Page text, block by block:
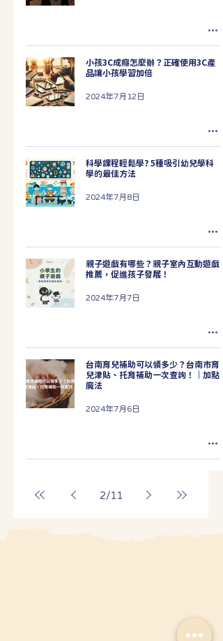
小孩3C成癮怎麼辦？正確使用3C產
品讓小孩學習加倍
2024年7月12日
科學課程輕鬆學? 5種吸引幼兒學科
學的最佳方法
2024年7月8日
親子遊戲有哪些？親子室內互動遊戲
推薦，促進孩子發展！
2024年7月7日
台南育兒補助可以領多少？台南市育
兒津貼、托育補助一次查詢！｜加點
魔法
2024年7月6日
2/11